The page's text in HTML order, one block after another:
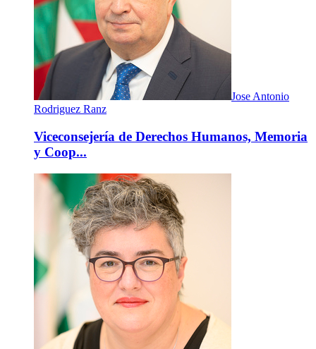
Jose Antonio
Rodriguez Ranz
Viceconsejería de Derechos Humanos, Memoria
y Coop...